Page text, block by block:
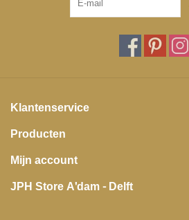
Klantenservice
Producten
Mijn account
JPH Store A'dam - Delft